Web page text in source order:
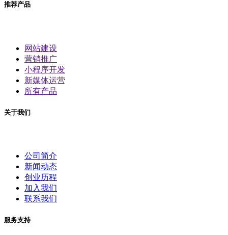
推荐产品
网站建设
营销推广
小程序开发
新媒体运营
所有产品
关于我们
公司简介
新闻动态
创业历程
加入我们
联系我们
服务支持